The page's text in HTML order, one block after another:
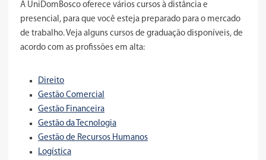
A UniDomBosco oferece vários cursos à distância e
presencial, para que você esteja preparado para o mercado
de trabalho. Veja alguns cursos de graduação disponíveis, de
acordo com as profissões em alta:
Direito
Gestão Comercial
Gestão Financeira
Gestão da Tecnologia
Gestão de Recursos Humanos
Logística